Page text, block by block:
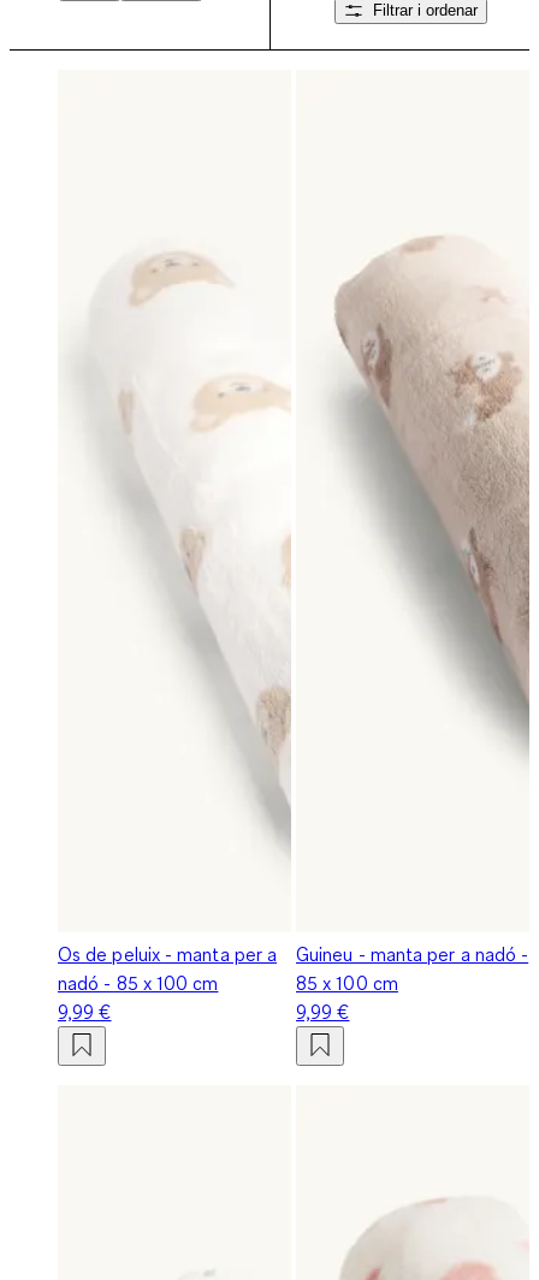
Filtrar i ordenar
Os de peluix - manta per a
nadó - 85 x 100 cm
9,99 €
Guineu - manta per a nadó -
85 x 100 cm
9,99 €